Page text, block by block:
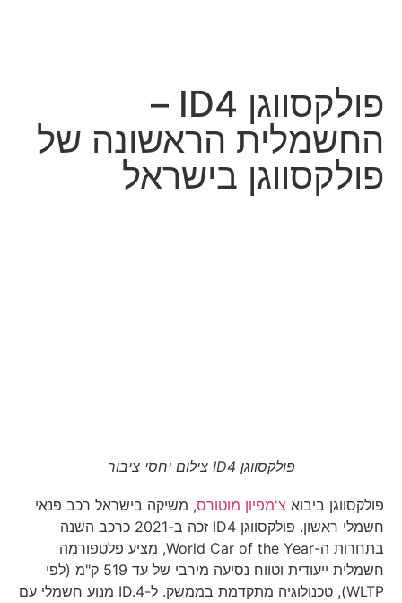
פולקסווגן ID4 –
החשמלית הראשונה של
פולקסווגן בישראל
פולקסווגן ID4 צילום יחסי ציבור
פולקסווגן ביבוא צ'מפיון מוטורס, משיקה בישראל רכב פנאי
חשמלי ראשון. פולקסווגן ID4 זכה ב-2021 כרכב השנה
בתחרות ה-World Car of the Year, מציע פלטפורמה
חשמלית ייעודית וטווח נסיעה מירבי של עד 519 ק"מ (לפי
WLTP), טכנולוגיה מתקדמת בממשק. ל-ID.4 מנוע חשמלי עם